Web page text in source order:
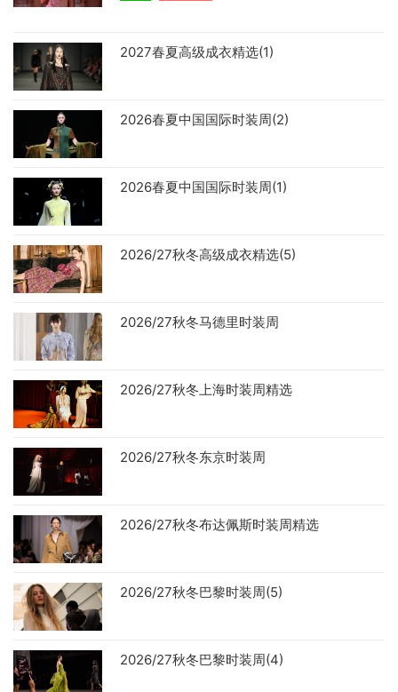
2027春夏高级成衣精选(1)
2026春夏中国国际时装周(2)
2026春夏中国国际时装周(1)
2026/27秋冬高级成衣精选(5)
2026/27秋冬马德里时装周
2026/27秋冬上海时装周精选
2026/27秋冬东京时装周
2026/27秋冬布达佩斯时装周精选
2026/27秋冬巴黎时装周(5)
2026/27秋冬巴黎时装周(4)